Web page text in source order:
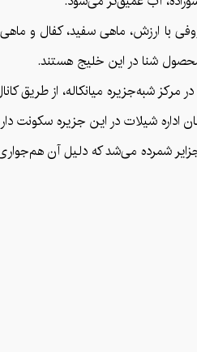
با ارزش، ماهی سفید، کفال و
شنا در این خلیج هستند.
اداره شیلات در این جزیره
شمرده می‌شد که دلیل آن